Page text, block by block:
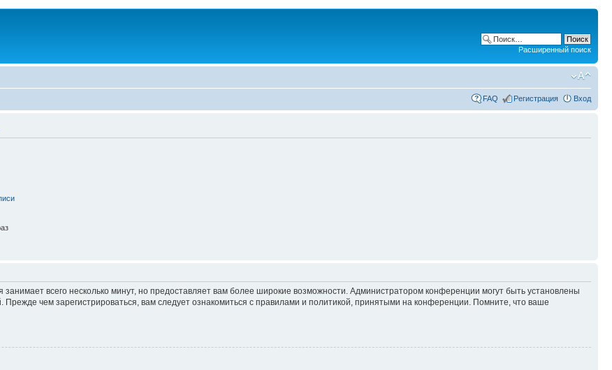
Расширенный поиск
FAQ Регистрация Вход
всего несколько минут, но предоставляет вам более широкие возможности. Администратором конференции могут быть установлены
чем зарегистрироваться, вам следует ознакомиться с правилами и политикой, принятыми на конференции. Помните, что ваше